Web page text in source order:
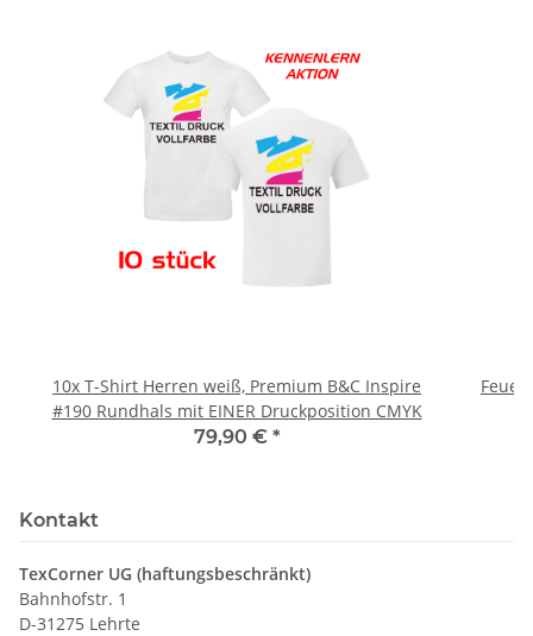
10x T-Shirt Herren weiß, Premium B&C Inspire
#190 Rundhals mit EINER Druckposition CMYK
79,90 € *
Kontakt
TexCorner UG (haftungsbeschränkt)
Bahnhofstr. 1
D-31275 Lehrte